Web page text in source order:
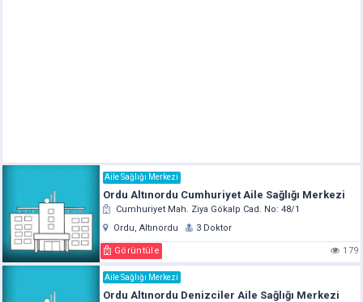
Aile Sağlığı Merkezi
Ordu Altınordu Cumhuriyet Aile Sağlığı Merkezi
Cumhuriyet Mah. Ziya Gökalp Cad. No: 48/1
Ordu, Altınordu
3 Doktor
Görüntüle 179
Aile Sağlığı Merkezi
Ordu Altınordu Denizciler Aile Sağlığı Merkezi